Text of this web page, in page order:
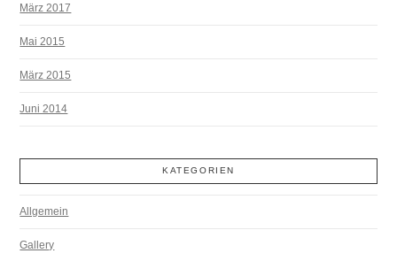
März 2017
Mai 2015
März 2015
Juni 2014
KATEGORIEN
Allgemein
Gallery